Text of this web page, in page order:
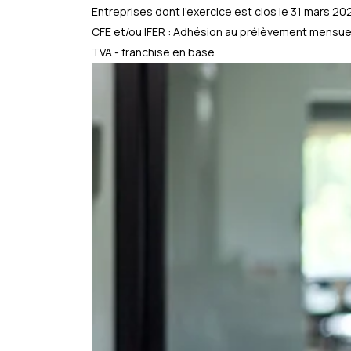
Entreprises dont l'exercice est clos le 31 mars
CFE et/ou IFER : Adhésion au prélèvement
TVA - franchise en base